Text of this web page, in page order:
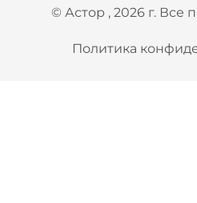
© Астор , 2026 г. Все
Политика